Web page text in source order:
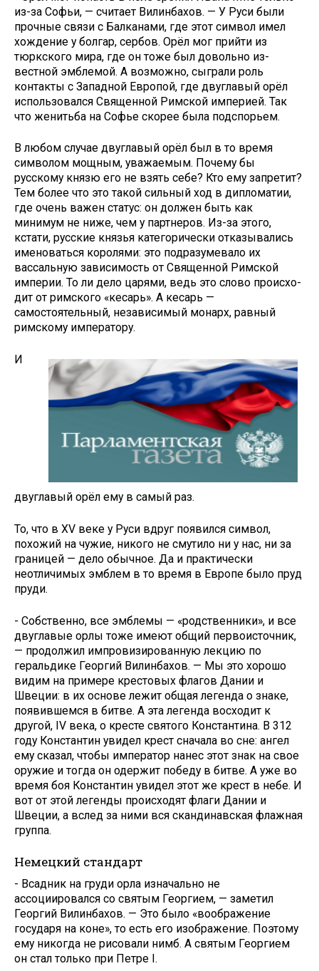
из-за Софьи, — считает Вилинбахов. — У Руси были
прочные связи с Балканами, где этот символ имел
хождение у болгар, сер­бов. Орёл мог прийти из
тюркского мира, где он тоже был довольно из­
вестной эмблемой. А возможно, сы­грали роль
контакты с Западной Ев­ропой, где двуглавый орёл
использо­вался Священной Римской империей. Так
что женитьба на Софье скорее была подспорьем.
В любом случае двуглавый орёл был в то время
символом мощным, уважаемым. Почему бы
русскому князю его не взять себе? Кто ему запретит?
Тем более что это такой сильный ход в дипломатии,
где очень важен статус: он должен быть как
минимум не ниже, чем у партнеров. Из-за этого,
кстати, русские князья категорически отказывались
име­новаться королями: это подразуме­вало их
вассальную зависимость от Священной Римской
империи. То ли дело царями, ведь это слово происхо­
дит от римского «кесарь». А кесарь —
самостоятельный, независимый мо­нарх, равный
римскому императору.
И
двуглавый орёл ему в самый раз.
То, что в XV веке у Руси вдруг по­явился символ,
похожий на чужие, никого не смутило ни у нас, ни за
границей — дело обычное. Да и прак­тически
неотличимых эмблем в то время в Европе было пруд
пруди.
- Собственно, все эмблемы — «родственники», и все
двуглавые ор­лы тоже имеют общий первоисточ­ник,
— продолжил импровизирован­ную лекцию по
геральдике Георгий Вилинбахов. — Мы это хорошо
видим на примере крестовых флагов Дании и
Швеции: в их основе лежит общая легенда о знаке,
появившемся в бит­ве. А эта легенда восходит к
другой, IV века, о кресте святого Констан­тина. В 312
году Константин уви­дел крест сначала во сне: ангел
ему сказал, чтобы император нанес этот знак на свое
оружие и тогда он одер­жит победу в битве. А уже во
вре­мя боя Константин увидел этот же крест в небе. И
вот от этой легенды происходят флаги Дании и
Швеции, а вслед за ними вся скандинавская флажная
группа.
Немецкий стандарт
- Всадник на груди орла изначаль­но не
ассоциировался со святым Георгием, — заметил
Георгий Вилинбахов. — Это было «воображение
государя на коне», то есть его изо­бражение. Поэтому
ему никогда не рисовали нимб. А святым Георгием
он стал только при Петре I.